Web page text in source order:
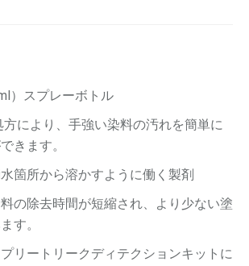
）スプレーボトル
方により、手強い染料の汚れを簡単に
きます。
箇所から溶かすように働く製剤
の除去時間が短縮され、より少ない塗
す。
リートリークディテクションキットに